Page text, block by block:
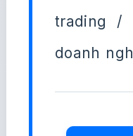
trading /
doanh